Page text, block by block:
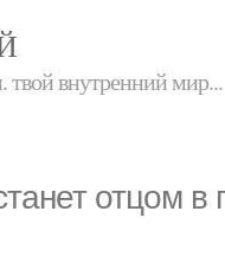
твой внутренний мир...
отцом в